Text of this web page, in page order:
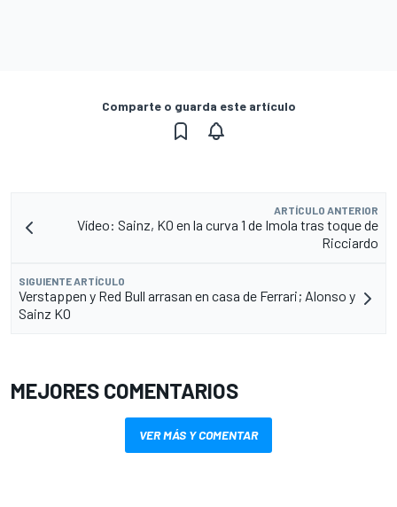
Comparte o guarda este artículo
ARTÍCULO ANTERIOR
Vídeo: Sainz, KO en la curva 1 de Imola tras toque de
Ricciardo
SIGUIENTE ARTÍCULO
Verstappen y Red Bull arrasan en casa de Ferrari; Alonso y
Sainz KO
MEJORES COMENTARIOS
VER MÁS Y COMENTAR